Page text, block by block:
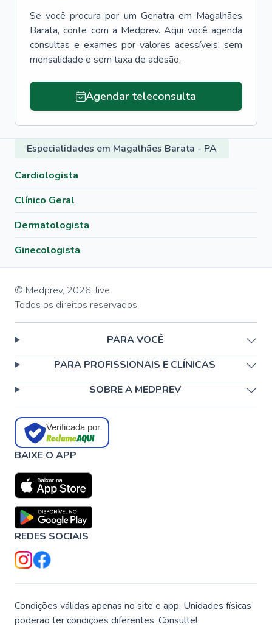
Se você procura por um Geriatra em Magalhães
Barata, conte com a Medprev. Aqui você agenda
consultas e exames por valores acessíveis, sem
mensalidade e sem taxa de adesão.
Agendar teleconsulta
Especialidades em Magalhães Barata - PA
Cardiologista
Clínico Geral
Dermatologista
Ginecologista
© Medprev, 2026, live
Todos os direitos reservados
PARA VOCÊ
PARA PROFISSIONAIS E CLÍNICAS
SOBRE A MEDPREV
Verificada por
BAIXE O APP
REDES SOCIAIS
Condições válidas apenas no site e app. Unidades físicas
poderão ter condições diferentes. Consulte!